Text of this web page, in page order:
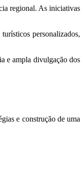
regional. As iniciativas
personalizados,
e ampla divulgação dos
e construção de uma